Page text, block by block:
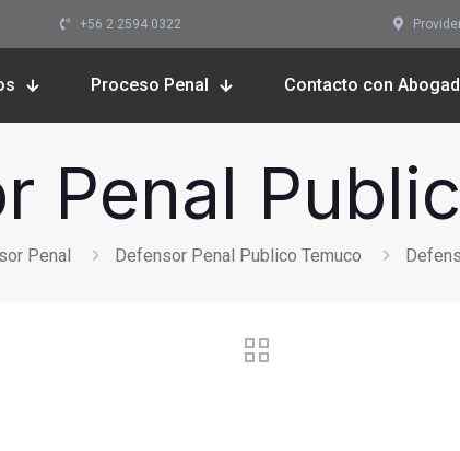
+56 2 2594 0322
Proceso Penal Contacto con
Penal
Penal Defensor Penal Publico Temuco